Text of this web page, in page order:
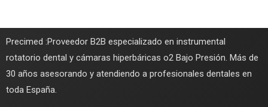
Precimed :Proveedor B2B especializado en instrumental
rotatorio dental y cámaras hiperbáricas o2 Bajo Presión. Más de
30 años asesorando y atendiendo a profesionales dentales en
toda España.